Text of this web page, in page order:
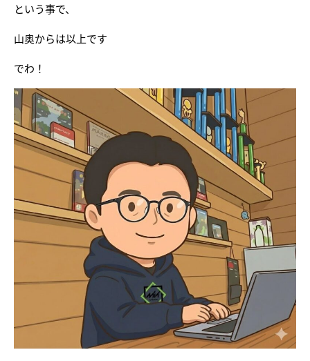
という事で、
山奥からは以上です
でわ！